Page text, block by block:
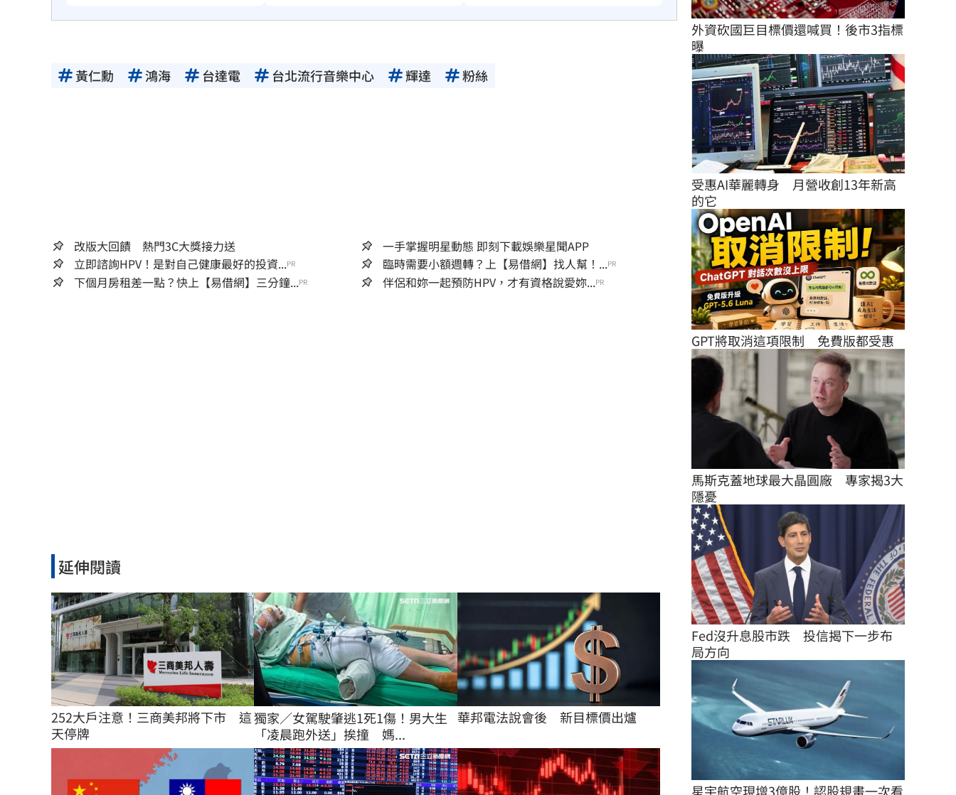
黃仁勳 鴻海 台達電 台北流行音樂中心 輝達 粉絲
改版大回饋 熱門3C大獎接力送
一手掌握明星動態 即刻下載娛樂星聞APP
立即諮詢HPV！是對自己健康最好的投資...PR 臨時需要小額週轉？上【易借網】找人幫！...PR
下個月房租差一點？快上【易借網】三分鐘...PR 伴侶和妳一起預防HPV，才有資格說愛妳...PR
延伸閱讀
252大戶注意！三商美邦將下市　這
天停牌
獨家／女駕駛肇逃1死1傷！男大生
「凌晨跑外送」挨撞 媽...
華邦電法說會後　新目標價出爐
外資砍國巨目標價還喊買！後市3指標
曝
受惠AI華麗轉身　月營收創13年新高
的它
GPT將取消這項限制　免費版都受惠
馬斯克蓋地球最大晶圓廠　專家揭3大
隱憂
Fed沒升息股市跌　投信揭下一步布
局方向
星宇航空現增3億股！認股規畫一次看